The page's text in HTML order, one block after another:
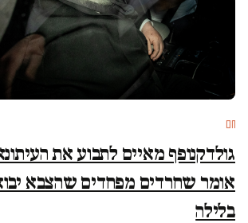
חם
גולדקנופף מאיים לתבוע את
אומר שחרדים מפחדים שהצבא
בלילה